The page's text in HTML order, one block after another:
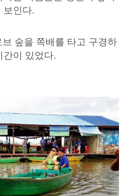
보인다.
숲을 쪽배를 타고 구경하
간이 있었다.